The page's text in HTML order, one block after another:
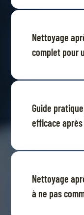
Nettoyage
complet pour
Guide
efficace
Nettoyage
à ne pas